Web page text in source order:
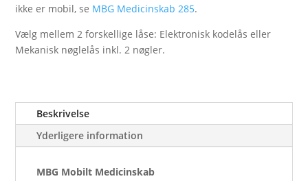
ikke er mobil, se MBG Medicinskab 285.
Vælg mellem 2 forskellige låse: Elektronisk kodelås eller
Mekanisk nøglelås inkl. 2 nøgler.
Beskrivelse
Yderligere information
MBG Mobilt Medicinskab